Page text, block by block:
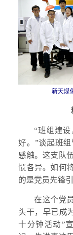
新天煤
“班组建
好。”谈起班
感触。这支队
惯各异。如何
的是党员先锋引
在这个党
头干，早已成
十分钟活动”